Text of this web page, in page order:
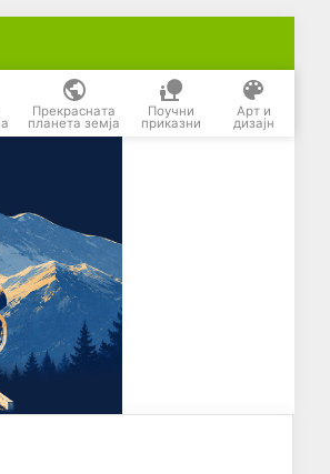
Прекрасната
планета земја
Поучни
приказни
Арт и
дизајн